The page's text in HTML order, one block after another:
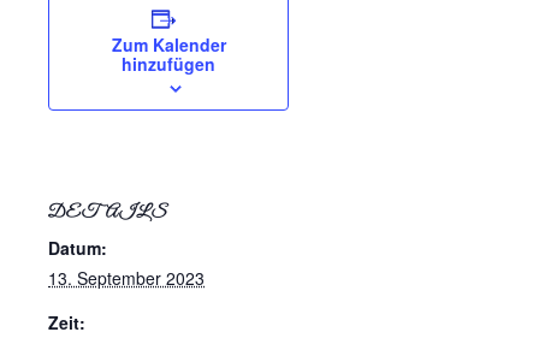
Zum Kalender
hinzufügen
DETAILS
Datum:
13. September 2023
Zeit: